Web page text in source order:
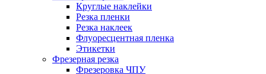
Круглые наклейки
Резка пленки
Резка наклеек
Флуоресцентная пленка
Этикетки
Фрезерная резка
Фрезеровка ЧПУ